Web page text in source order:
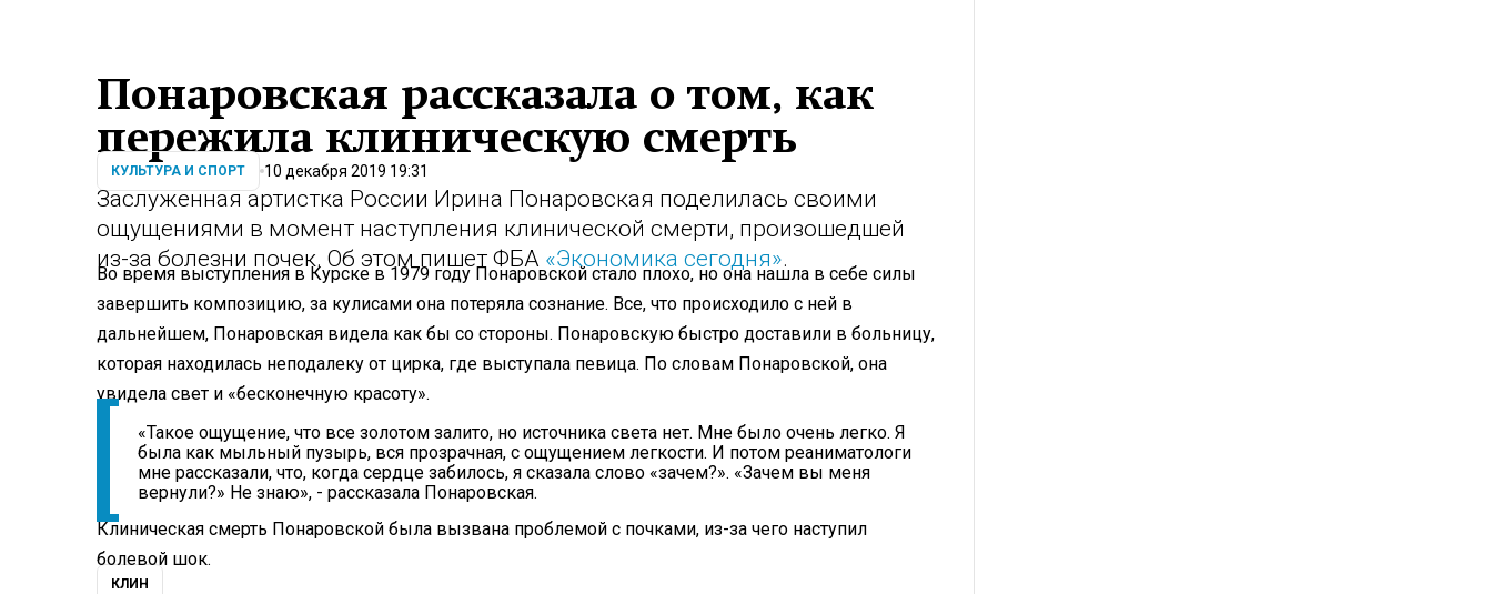
Понаровская рассказала о том, как
пережила клиническую смерть
КУЛЬТУРА И СПОРТ 10 декабря 2019 19:31
Заслуженная артистка России Ирина Понаровская поделилась своими
ощущениями в момент наступления клинической смерти, произошедшей
из-за болезни почек. Об этом пишет ФБА «Экономика сегодня».
Во время выступления в Курске в 1979 году Понаровской стало плохо, но она нашла в себе силы
завершить композицию, за кулисами она потеряла сознание. Все, что происходило с ней в
дальнейшем, Понаровская видела как бы со стороны. Понаровскую быстро доставили в больницу,
которая находилась неподалеку от цирка, где выступала певица. По словам Понаровской, она
увидела свет и «бесконечную красоту».
«Такое ощущение, что все золотом залито, но источника света нет. Мне было очень легко. Я
была как мыльный пузырь, вся прозрачная, с ощущением легкости. И потом реаниматологи
мне рассказали, что, когда сердце забилось, я сказала слово «зачем?». «Зачем вы меня
вернули?» Не знаю», - рассказала Понаровская.
Клиническая смерть Понаровской была вызвана проблемой с почками, из-за чего наступил
болевой шок.
КЛИН